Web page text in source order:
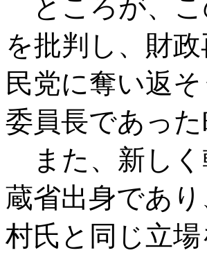
ところが、こ
を批判し、財
民党に奪い返
委員長であっ
また、新しく
蔵省出身であ
村氏と同じ立